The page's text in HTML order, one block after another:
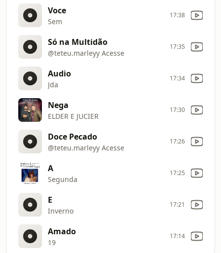
Voce
Sem
17:38
Só na Multidão
@teteu.marleyy Acesse
17:35
Audio
Jda
17:34
Nega
ELDER E JUCIER
17:30
Doce Pecado
@teteu.marleyy Acesse
17:26
A
Segunda
17:25
E
Inverno
17:21
Amado
19
17:14